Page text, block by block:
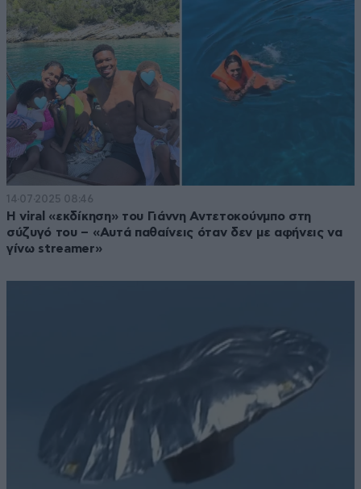
14·07·2025 08:46
Η viral «εκδίκηση» του Γιάννη Αντετοκούνμπο στη
σύζυγό του – «Αυτά παθαίνεις όταν δεν με αφήνεις να
γίνω streamer»